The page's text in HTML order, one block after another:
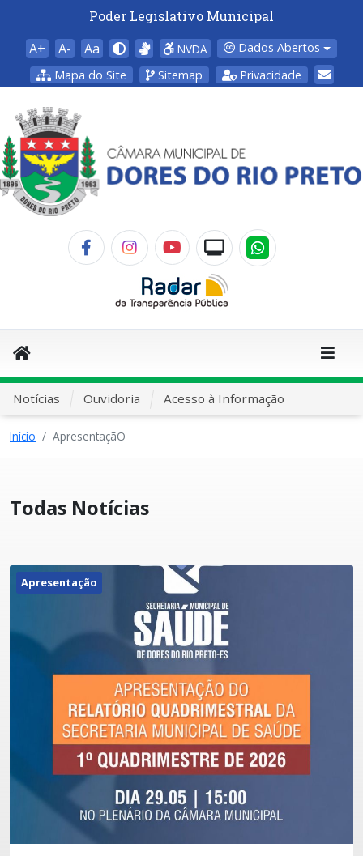
Poder Legislativo Municipal
A+ A- Aa NVDA
Dados Abertos
Mapa do Site
Sitemap Privacidade
Notícias Ouvidoria Acesso à Informação
Início ApresentaçãO
Todas Notícias
Apresentação